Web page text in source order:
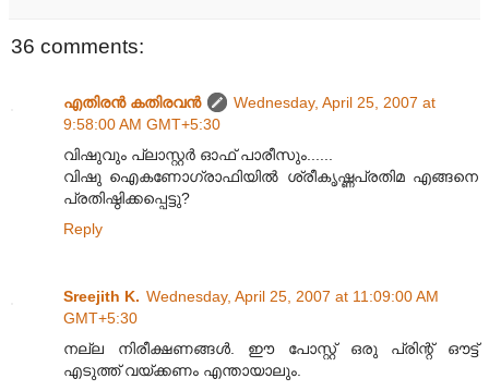
36 comments:
എതിരന്‍ കതിരവന്‍
Wednesday, April 25, 2007 at
9:58:00 AM GMT+5:30
വിഷുവും പ്ലാസ്റ്റര്‍ ഓഫ് പാരീസും......
വിഷു ഐകണോഗ്രാഫിയില്‍ ശ്രീകൃഷ്ണപ്രതിമ എങ്ങനെ
പ്രതിഷ്ഠിക്കപ്പെട്ടു?
Reply
Sreejith K. Wednesday, April 25, 2007 at 11:09:00 AM
GMT+5:30
നല്ല നിരീക്ഷണങ്ങള്‍. ഈ പോസ്റ്റ് ഒരു പ്രിന്റ് ഔട്ട്
എടുത്ത് വയ്ക്കണം എന്തായാലും.